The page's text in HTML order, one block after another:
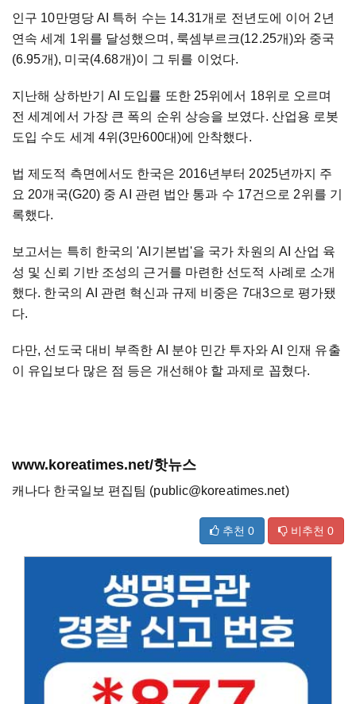
인구 10만명당 AI 특허 수는 14.31개로 전년도에 이어 2년
연속 세계 1위를 달성했으며, 룩셈부르크(12.25개)와 중국
(6.95개), 미국(4.68개)이 그 뒤를 이었다.
지난해 상하반기 AI 도입률 또한 25위에서 18위로 오르며
전 세계에서 가장 큰 폭의 순위 상승을 보였다. 산업용 로봇
도입 수도 세계 4위(3만600대)에 안착했다.
법 제도적 측면에서도 한국은 2016년부터 2025년까지 주
요 20개국(G20) 중 AI 관련 법안 통과 수 17건으로 2위를 기
록했다.
보고서는 특히 한국의 'AI기본법'을 국가 차원의 AI 산업 육
성 및 신뢰 기반 조성의 근거를 마련한 선도적 사례로 소개
했다. 한국의 AI 관련 혁신과 규제 비중은 7대3으로 평가됐
다.
다만, 선도국 대비 부족한 AI 분야 민간 투자와 AI 인재 유출
이 유입보다 많은 점 등은 개선해야 할 과제로 꼽혔다.
www.koreatimes.net/핫뉴스
캐나다 한국일보 편집팀 (public@koreatimes.net)
추천 0 비추천 0